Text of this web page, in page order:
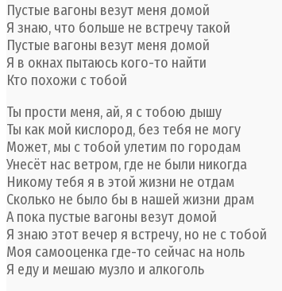
Пустые вагоны везут меня домой
Я знаю, что больше не встречу такой
Пустые вагоны везут меня домой
Я в окнах пытаюсь кого-то найти
Кто похожи с тобой
Ты прости меня, ай, я с тобою дышу
Ты как мой кислород, без тебя не могу
Может, мы с тобой улетим по городам
Унесёт нас ветром, где не были никогда
Никому тебя я в этой жизни не отдам
Сколько не было бы в нашей жизни драм
А пока пустые вагоны везут домой
Я знаю этот вечер я встречу, но не с тобой
Моя самооценка где-то сейчас на ноль
Я еду и мешаю музло и алкоголь